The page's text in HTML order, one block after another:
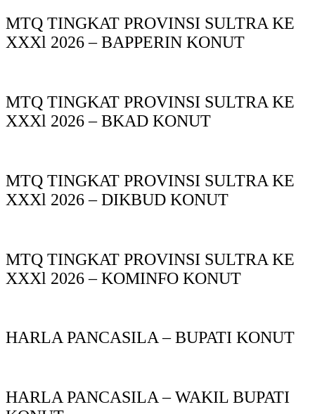
MTQ TINGKAT PROVINSI SULTRA KE
XXXl 2026 – BAPPERIN KONUT
MTQ TINGKAT PROVINSI SULTRA KE
XXXl 2026 – BKAD KONUT
MTQ TINGKAT PROVINSI SULTRA KE
XXXl 2026 – DIKBUD KONUT
MTQ TINGKAT PROVINSI SULTRA KE
XXXl 2026 – KOMINFO KONUT
HARLA PANCASILA – BUPATI KONUT
HARLA PANCASILA – WAKIL BUPATI